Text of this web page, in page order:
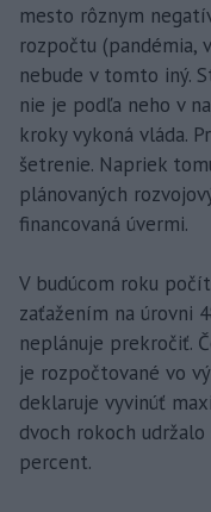
mesto rôznym
rozpočtu (pandémia,
nebude v tomto iný.
nie je podľa neho v
kroky vykoná vláda.
šetrenie. Napriek
plánovaných
financovaná úvermi.
V budúcom roku
zaťažením na úrovni
neplánuje prekročiť.
je rozpočtované vo
deklaruje vyvinúť
dvoch rokoch
percent.